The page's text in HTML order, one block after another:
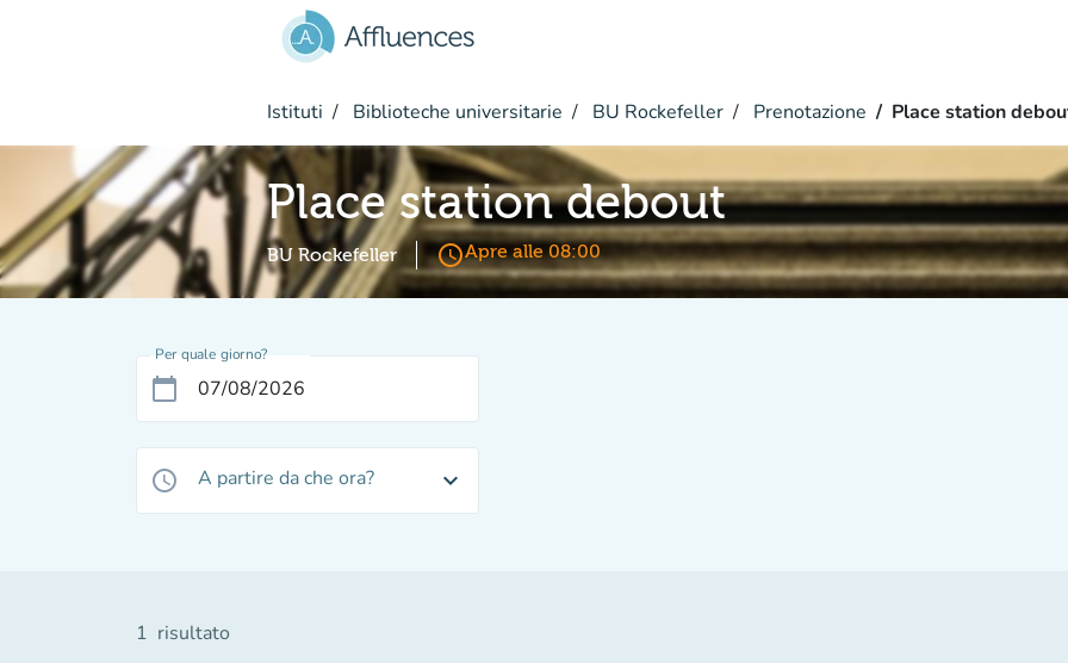
Istituti Biblioteche universitarie BU Rockefeller Prenotazione Place station
Place station debout
BU Rockefeller access_timeApre alle 08:00
Per quale giorno?
calendar_today
access_time A partire da che ora? expand_more
1 risultato